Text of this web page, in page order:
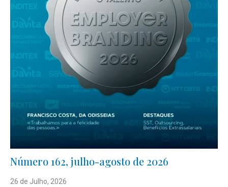
Número 162, julho-agosto de 2026
26 de Julho, 2026